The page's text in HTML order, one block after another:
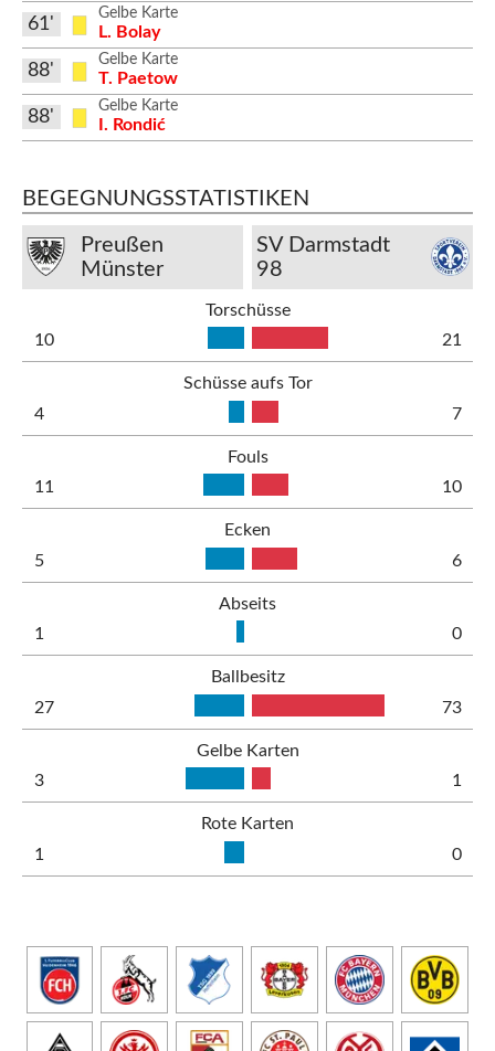
Gelbe Karte
L. Bolay
61'
Gelbe Karte
T. Paetow
88'
Gelbe Karte
I. Rondić
88'
BEGEGNUNGSSTATISTIKEN
Preußen
Münster
SV Darmstadt
98
Torschüsse
10
21
Schüsse aufs Tor
4
7
Fouls
11
10
Ecken
5
6
Abseits
1
0
Ballbesitz
27
73
Gelbe Karten
3
1
Rote Karten
1
0